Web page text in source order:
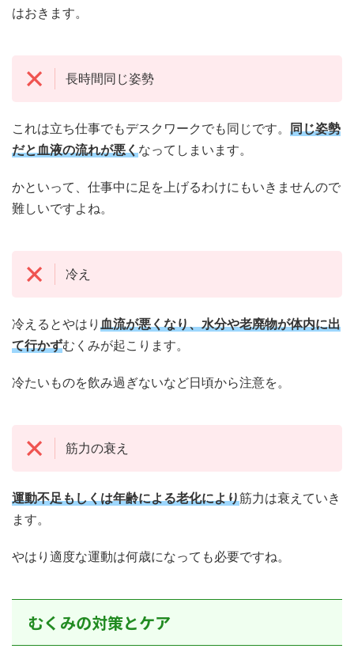
はおきます。
長時間同じ姿勢
これは立ち仕事でもデスクワークでも同じです。 同じ姿勢
だと血液の流れが悪くなってしまいます。
かといって、仕事中に足を上げるわけにもいきませんので
難しいですよね。
冷え
冷えるとやはり 血流が悪くなり、水分や老廃物が体内に出
て行かずむくみが起こります。
冷たいものを飲み過ぎないなど日頃から注意を。
筋力の衰え
運動不足もしくは年齢による老化により筋力は衰えていき
ます。
やはり適度な運動は何歳になっても必要ですね。
むくみの対策とケア